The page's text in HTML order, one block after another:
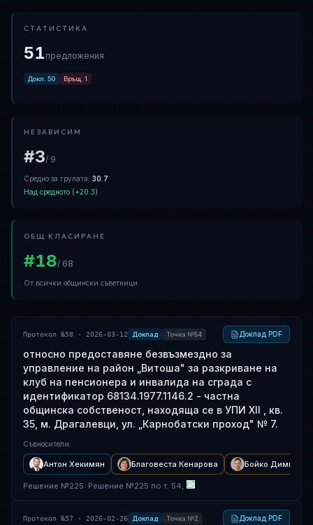
МАНДАТИ
Всеки втори и четвърти понеделник на месеца от 14:00 до
16:00 ч., ул. „Париж“ 1, стая № 104, ет. 1;
по предварителна заявка на email:
sevdelina.petrova.so@gmail.com
Протокол №58 · 2026-03-12 Доклад Точка №54 Доклад PDF
относно предоставяне безвъзмездно за
управление на район „Витоша" за разкриване на
клуб на пенсионера и инвалида на сграда с
идентификатор 68134.1977.1146.2 - частна
общинска собственост, находяща се в УПИ XII , кв.
35, м. Драгалевци, ул. „Карнобатски проход" № 7.
Съвносители:
Антон Хекимян Благовеста Кенарова Бойко Димитров
Решение №225: Решение №225 по т. 54,
Протокол №57 · 2026-02-26 Доклад Точка №2 Доклад PDF
СТАТИСТИКА
51 предложения
Докл. 50 Връщ. 1
НЕЗАВИСИМ
#3/ 9
Средно за групата: 30.7
Над средното (+20.3)
ОБЩ КЛАСИРАНЕ
#18/ 68
От всички общински съветници